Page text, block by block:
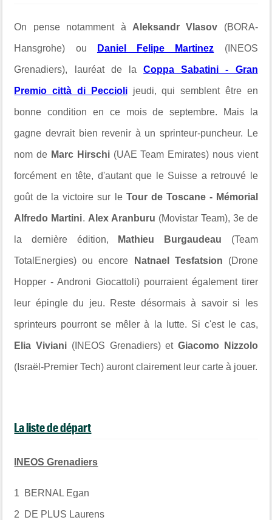
On pense notamment à Aleksandr Vlasov (BORA-
Hansgrohe) ou Daniel Felipe Martinez (INEOS
Grenadiers), lauréat de laCoppa Sabatini - Gran
Premio città di Peccioli jeudi, qui semblent être en
bonne condition en ce mois de septembre. Mais la
gagne devrait bien revenir à un sprinteur-puncheur. Le
nom de Marc Hirschi(UAE Team Emirates) nous vient
forcément en tête, d'autant que le Suisse a retrouvé le
goût de la victoire sur le Tour de Toscane - Mémorial
Alfredo Martini. Alex Aranburu (Movistar Team), 3e de
la dernière édition, Mathieu Burgaudeau (Team
TotalEnergies) ou encore Natnael Tesfatsion (Drone
Hopper - Androni Giocattoli) pourraient également tirer
leur épingle du jeu. Reste désormais à savoir si les
sprinteurs pourront se mêler à la lutte. Si c'est le cas,
Elia Viviani (INEOS Grenadiers) et Giacomo Nizzolo
(Israël-Premier Tech) auront clairement leur carte à jouer.
La liste de départ
INEOS Grenadiers
1 BERNAL Egan
2 DE PLUS Laurens